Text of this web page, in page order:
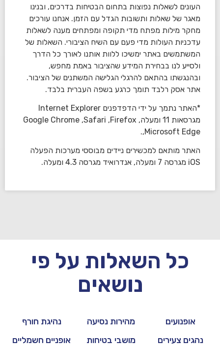
העונים לשאלות נפוצות בתחום הבטיחות בדרכים, ובנינו
מאגר של שאלות ותשובות הגדל עם הזמן. אנחנו עורכים
מחקר מילות מפתח מדי תקופה ומפתחים מענה לשאלות
עדכניות העולות מדי פעם עם השיח הציבורי. השאלות של
המשתמשים באתר ימשיכו ללוות אותנו לאורך כל הדרך
ולסייע לנו בבחירת המידע שהציבור באמת מחפש,
ובהנגשתו בהתאם להרגלי הגלישה המשתנים של הציבור.
אתר אסק רלבד תומך כרגע בשפה העברית בלבד.
*האתר נתמך על ידי הדפדפנים Internet Explorer
מגרסאות 11 ומעלה, Google Chrome ,Safari ,Firefox
,Microsoft Edge.
האתר מותאם למכשירים ניידים מבוססי מערכות הפעלה
iOS מגרסה 7 ומעלה, אנדרואיד מגרסה 4.3 ומעלה.
כל השאלות על פי
נושאים
אופנועים מהירות נסיעה
נהיגת חורף
נהגים צעירים
מושבי בטיחות אופניים חשמליים